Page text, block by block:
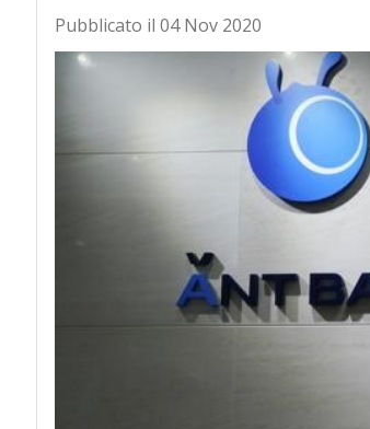
Pubblicato il 04 Nov 2020